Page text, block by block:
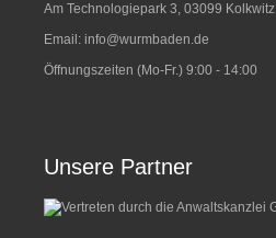
Am Technologiepark 3, 03099 Kolkwitz
Email: info@wurmbaden.de
Öffnungszeiten (Mo-Fr.) 9:00 - 14:00
Unsere Partner